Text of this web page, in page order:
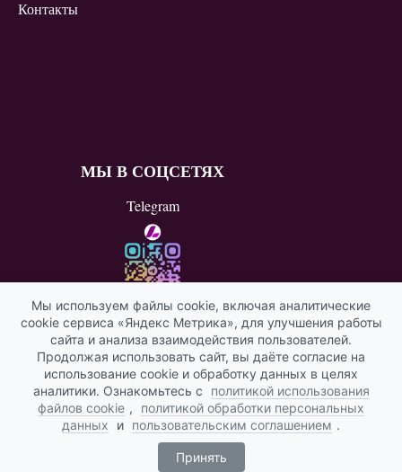
Контакты
МЫ В СОЦСЕТЯХ
Telegram
ВКонтакте
Яндекс ИКС
© 2026 DXN. Все права защищены.
Мы используем файлы cookie, включая аналитические
cookie сервиса «Яндекс Метрика», для улучшения работы
сайта и анализа взаимодействия пользователей.
Продолжая использовать сайт, вы даёте согласие на
использование cookie и обработку данных в целях
аналитики. Ознакомьтесь с
политикой использования
файлов cookie ,
политикой обработки персональных
данных
и пользовательским соглашением .
Принять